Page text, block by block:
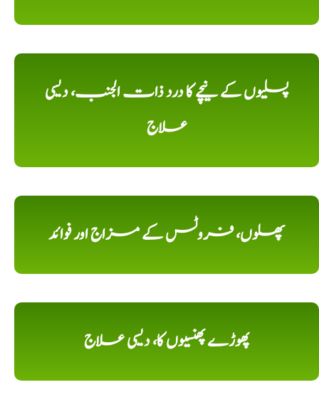
پسلیوں کے نیچے کا درد ذات الجنب، دیسی
علاج
پھلوں، فروٹس کے مزاج اور فوائد
پھوڑے پھنسیوں کا، دیسی علاج